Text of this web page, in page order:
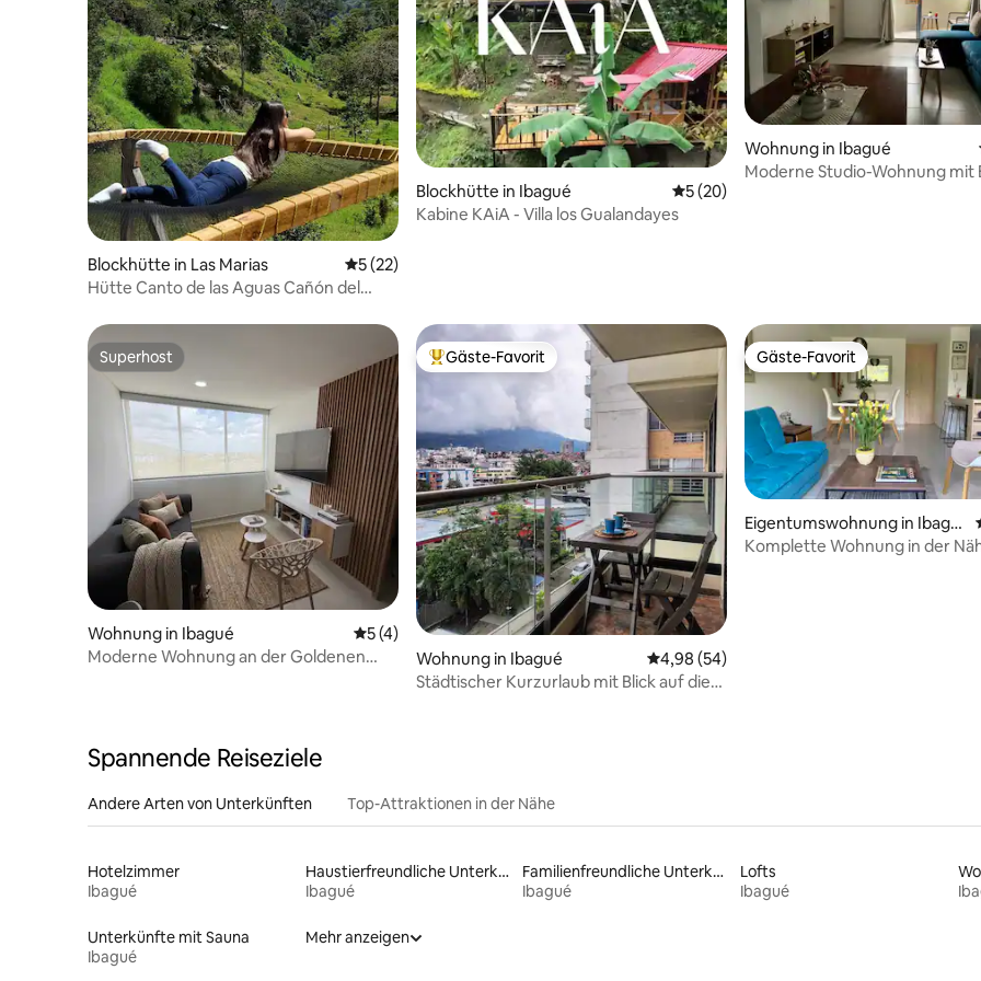
Blockhütte in Las Marias Durchschnittliche Bewertung: 5 von 5, 22 Bewertungen
5 (22)
Hütte Canto de las Aguas Cañón del
Blockhütte in Ibagué Durchschnittliche Bewertung: 5 von 5,
5 (20)
Kabine KAiA - Villa los Gualandayes
Wohnung in Ibagué
Moderne Studio-Wohnung mit
Superhost
Superhost
Wohnung in Ibagué Durchschnittliche Bewertung: 5 von 5, 4 Bewertungen
5 (4)
Moderne Wohnung an der Goldenen
Beliebter Gäste-Favorit.
Gäste-Favorit
Wohnung in Ibagué Durchschnittliche Bewertung: 4,98 von 5,
4,98 (54)
Städtischer Kurzurlaub mit Blick auf die
Gäste-Favorit
Gäste-Favorit
Eigentumswohnung in Ibagu
é
Komplette Wohnung in der
Spannende Reiseziele
Andere Arten von Unterkünften Top-Attraktionen in der Nähe
Hotelzimmer
Ibagué
Haustierfreundliche Unterkünfte
Ibagué
Familienfreundliche Unterkünfte
Ibagué
Lofts
Ibagué
Unterkünfte mit Sauna
Ibagué
Mehr anzeigen